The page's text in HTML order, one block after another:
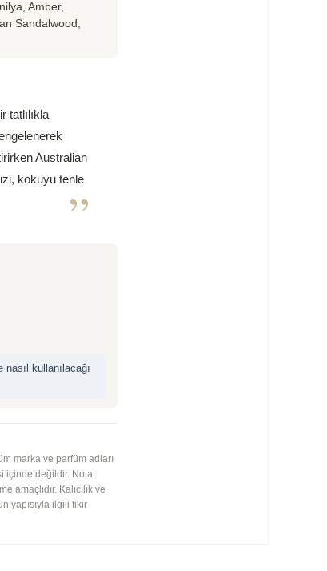
Amber,
Sandalwood,
tatlılıkla
Australian
kokuyu tenle
”
kullanılacağı
marka ve parfüm adları
içinde değildir. Nota,
Kalıcılık ve
yapısıyla ilgili fikir